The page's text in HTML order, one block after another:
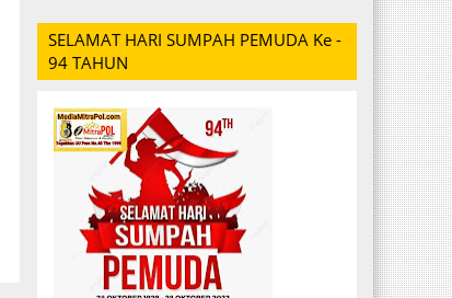
SELAMAT HARI SUMPAH PEMUDA Ke -
94 TAHUN